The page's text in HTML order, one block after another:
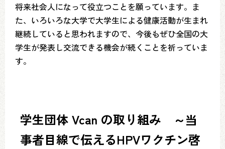
将来社会人になって役立つことを願っています。ま
た、いろいろな大学で大学生による健康活動が生まれ
継続していると思われますので、今後もぜひ全国の大
学生が発表し交流できる機会が続くことを祈っていま
す。
学生団体 Vcan の取り組み ～当
事者目線で伝えるHPVワクチン啓